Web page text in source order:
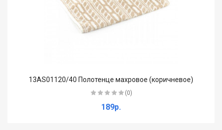
13AS01120/40 Полотенце махровое (коричневое)
(0)
189р.